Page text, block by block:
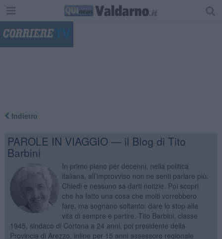
Indietro
PAROLE IN VIAGGIO — il Blog di Tito
Barbini
In primo piano per decenni, nella politica
italiana, all’improvviso non ne senti parlare più.
Chiedi e nessuno sa darti notizie. Poi scopri
che ha fatto una cosa che molti vorrebbero
fare, ma sognano soltanto: dare lo stop alla
vita di sempre e partire. Tito Barbini, classe
1945, sindaco di Cortona a 24 anni, poi presidente della
Provincia di Arezzo, infine per 15 anni assessore regionale